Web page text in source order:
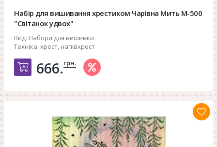
Набір для вишивання хрестиком Чарівна Мить М-500
"Світанок удвох"
Вид: Набори для вишивки
Техніка: хрест, напівхрест
Добавить в корзину
666.грн.